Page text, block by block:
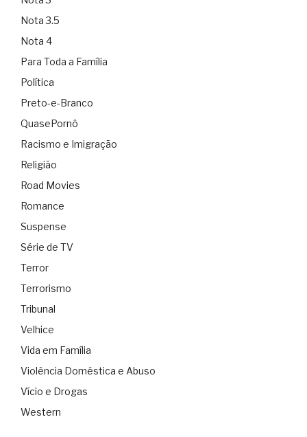
Nota 3.5
Nota 4
Para Toda a Família
Política
Preto-e-Branco
QuasePornô
Racismo e Imigração
Religião
Road Movies
Romance
Suspense
Série de TV
Terror
Terrorismo
Tribunal
Velhice
Vida em Família
Violência Doméstica e Abuso
Vício e Drogas
Western